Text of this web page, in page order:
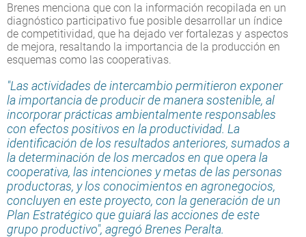
Brenes menciona que con la información recopilada en un
diagnóstico participativo fue posible desarrollar un índice
de competitividad, que ha dejado ver fortalezas y aspectos
de mejora, resaltando la importancia de la producción en
esquemas como las cooperativas.
"Las actividades de intercambio permitieron exponer
la importancia de producir de manera sostenible, al
incorporar prácticas ambientalmente responsables
con efectos positivos en la productividad. La
identificación de los resultados anteriores, sumados a
la determinación de los mercados en que opera la
cooperativa, las intenciones y metas de las personas
productoras, y los conocimientos en agronegocios,
concluyen en este proyecto, con la generación de un
Plan Estratégico que guiará las acciones de este
grupo productivo", agregó Brenes Peralta.